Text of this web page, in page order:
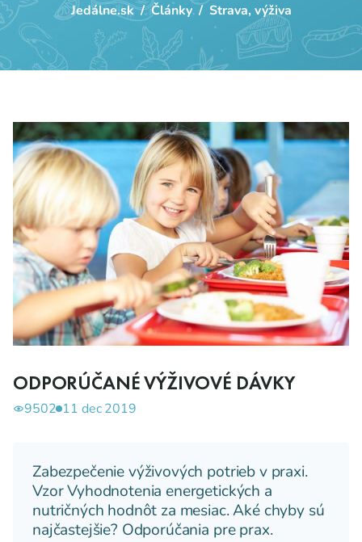
Jedálne.sk / Články / Strava, výživa
ODPORÚČANÉ VÝŽIVOVÉ DÁVKY
9502 11 dec 2019
Zabezpečenie výživových potrieb v praxi.
Vzor Vyhodnotenia energetických a
nutričných hodnôt za mesiac. Aké chyby sú
najčastejšie? Odporúčania pre prax.